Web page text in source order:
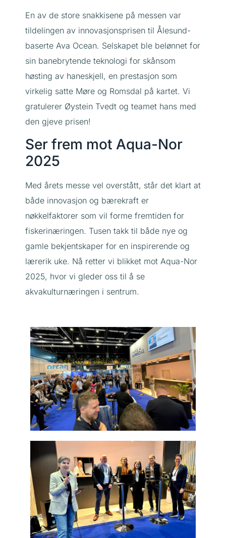
En av de store snakkisene på messen var
tildelingen av innovasjonsprisen til Ålesund-
baserte Ava Ocean. Selskapet ble belønnet for
sin banebrytende teknologi for skånsom
høsting av haneskjell, en prestasjon som
virkelig satte Møre og Romsdal på kartet. Vi
gratulerer Øystein Tvedt og teamet hans med
den gjeve prisen!
Ser frem mot Aqua-Nor
2025
Med årets messe vel overstått, står det klart at
både innovasjon og bærekraft er
nøkkelfaktorer som vil forme fremtiden for
fiskerinæringen. Tusen takk til både nye og
gamle bekjentskaper for en inspirerende og
lærerik uke. Nå retter vi blikket mot Aqua-Nor
2025, hvor vi gleder oss til å se
akvakulturnæringen i sentrum.